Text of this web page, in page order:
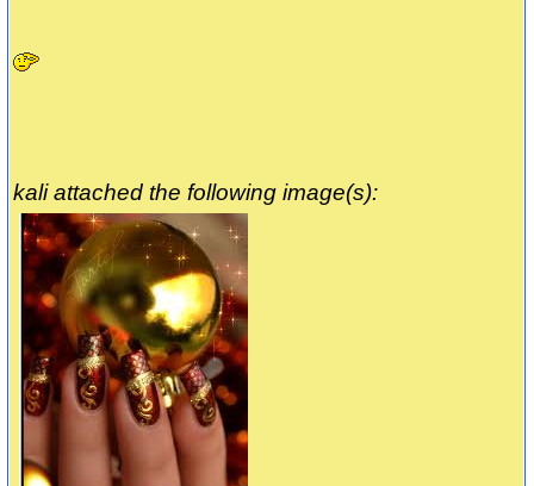
kali attached the following image(s):